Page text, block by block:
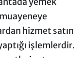
hizmet satın
işlemlerdir.